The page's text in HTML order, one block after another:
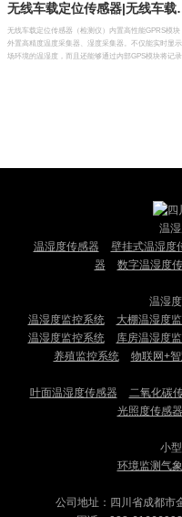
无线车载定
无线车载定位传感器（检测仪）​内置高性能GPRS模块
外置高精度温度采集器、湿度采集器。不仅能实时显
场环境的温湿度，而且还能够通过内部GPS模块将记
温
温湿度传感器
壁挂式温湿度
器
数字温湿度
温湿
温湿度监控系统
大棚温湿度
温湿度监控系统
库房温湿度
养殖监控系统
物联网+
叶面温湿度传感器 二氧化碳
光照度传感器
小
环境监测气
公司地址：四川省成都市